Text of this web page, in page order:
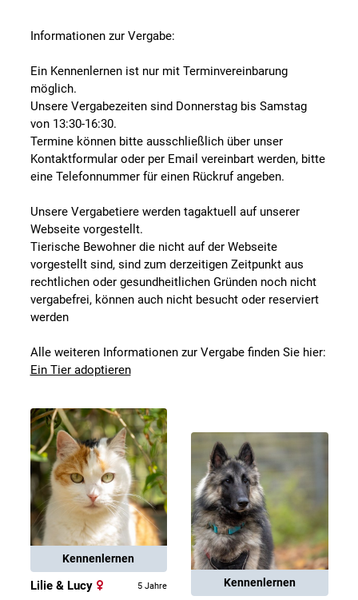
Informationen zur Vergabe:
Ein Kennenlernen ist nur mit Terminvereinbarung
möglich.
Unsere Vergabezeiten sind Donnerstag bis Samstag
von 13:30-16:30.
Termine können bitte ausschließlich über unser
Kontaktformular oder per Email vereinbart werden, bitte
eine Telefonnummer für einen Rückruf angeben.
Unsere Vergabetiere werden tagaktuell auf unserer
Webseite vorgestellt.
Tierische Bewohner die nicht auf der Webseite
vorgestellt sind, sind zum derzeitigen Zeitpunkt aus
rechtlichen oder gesundheitlichen Gründen noch nicht
vergabefrei, können auch nicht besucht oder reserviert
werden
Alle weiteren Informationen zur Vergabe finden Sie hier:
Ein Tier adoptieren
Kennenlernen
Lilie & Lucy 5 Jahre Kennenlernen